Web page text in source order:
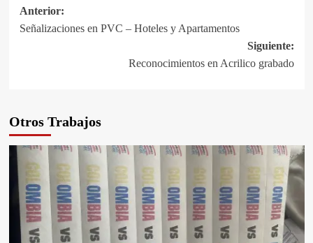
Navegación
de
Anterior:
Señalizaciones en PVC – Hoteles y Apartamentos
Siguiente:
Reconocimientos en Acrilico grabado
Otros Trabajos